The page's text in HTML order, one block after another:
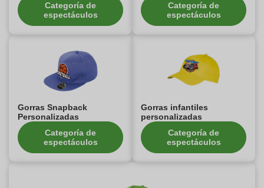
Categoría de
espectáculos
Categoría de
espectáculos
Gorras Snapback
Personalizadas
Categoría de
espectáculos
Gorras infantiles
personalizadas
Categoría de
espectáculos